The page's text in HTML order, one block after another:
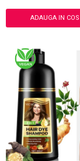
ADAUGA IN COS